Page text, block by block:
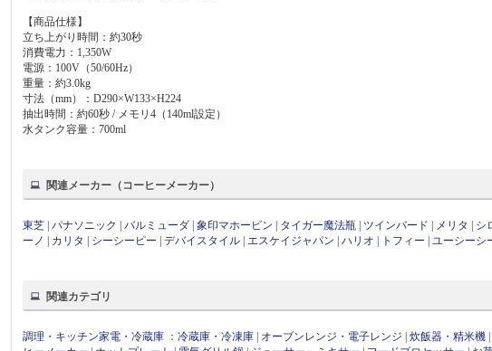
【商品仕様】
立ち上がり時間：約30秒
消費電力：1,350W
電源：100V（50/60Hz）
重量：約3.0kg
寸法（mm）：D290×W133×H224
抽出時間：約60秒 / メモリ4（140ml設定）
水タンク容量：700ml
関連メーカー（コーヒーメーカー）
東芝 |パナソニック |バルミューダ |象印マホービン タイガー魔法瓶 ツインバード メリタ シ
ーノ
カリタ シーシーピー |デバイスタイル エスケイジャパン |ハリオ トフィー |ユーシーシ
関連カテゴリ
調理・キッチン家電・冷蔵庫 ：冷蔵庫・冷凍庫 オーブンレンジ・電子レンジ |炊飯器・精米機